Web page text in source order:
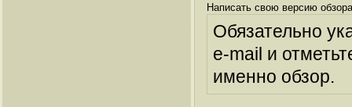
Написать свою версию
Обязательно
e-mail и
именно обзор.